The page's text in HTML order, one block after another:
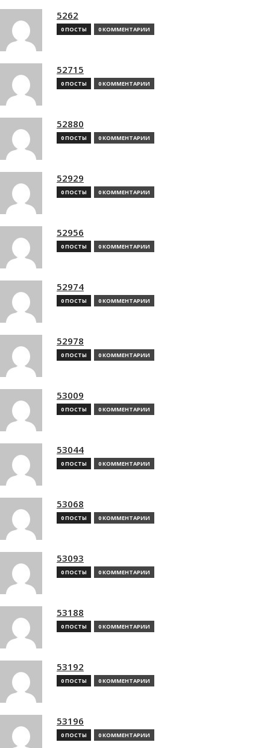
5262
0 ПОСТЫ 0 КОММЕНТАРИИ
52715
0 ПОСТЫ 0 КОММЕНТАРИИ
52880
0 ПОСТЫ 0 КОММЕНТАРИИ
52929
0 ПОСТЫ 0 КОММЕНТАРИИ
52956
0 ПОСТЫ 0 КОММЕНТАРИИ
52974
0 ПОСТЫ 0 КОММЕНТАРИИ
52978
0 ПОСТЫ 0 КОММЕНТАРИИ
53009
0 ПОСТЫ 0 КОММЕНТАРИИ
53044
0 ПОСТЫ 0 КОММЕНТАРИИ
53068
0 ПОСТЫ 0 КОММЕНТАРИИ
53093
0 ПОСТЫ 0 КОММЕНТАРИИ
53188
0 ПОСТЫ 0 КОММЕНТАРИИ
53192
0 ПОСТЫ 0 КОММЕНТАРИИ
53196
0 ПОСТЫ 0 КОММЕНТАРИИ